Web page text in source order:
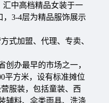
中高档精品女装于一
3-4层为精品服饰展示
式加盟、代理、专卖、
办最早的市场之一，
平方米，设有标准摊位
服装，包括童装、西
辅料、伞类雨具、洗涤